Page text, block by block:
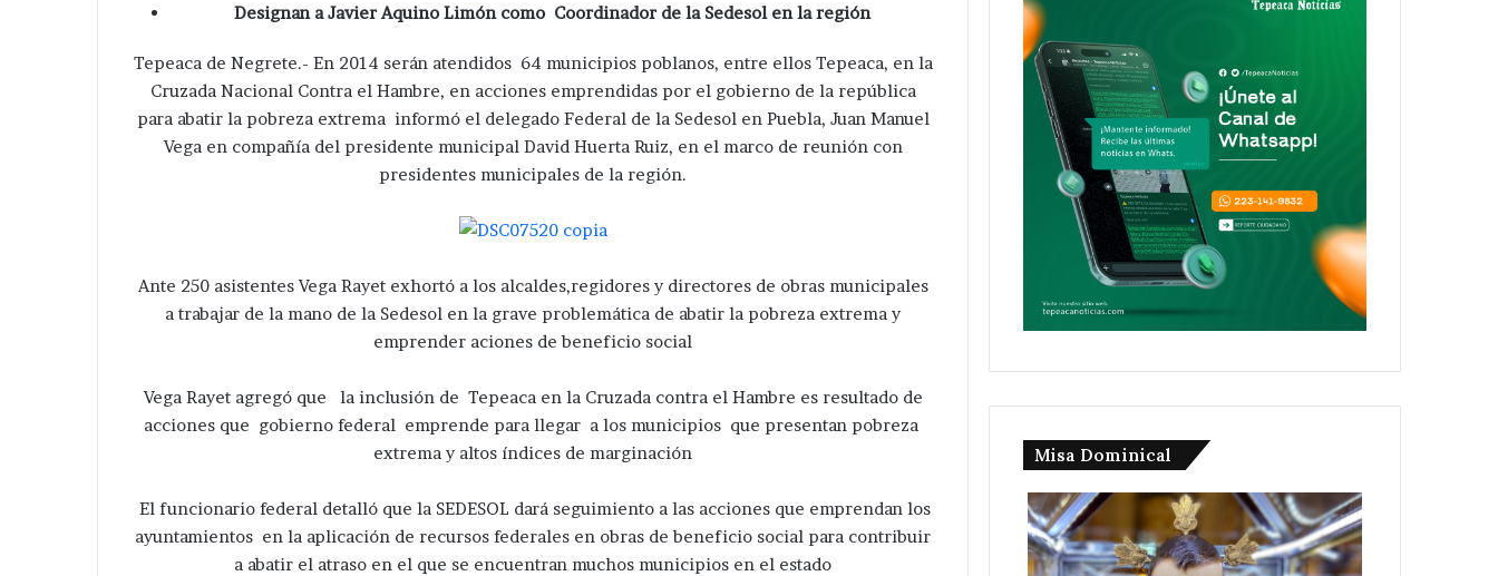
Designan a Javier Aquino Limón como Coordinador de la Sedesol en la región
Tepeaca de Negrete.- En 2014 serán atendidos 64 municipios poblanos, entre ellos Tepeaca, en la
Cruzada Nacional Contra el Hambre, en acciones emprendidas por el gobierno de la república
para abatir la pobreza extrema informó el delegado Federal de la Sedesol en Puebla, Juan Manuel
Vega en compañía del presidente municipal David Huerta Ruiz, en el marco de reunión con
presidentes municipales de la región.
Ante 250 asistentes Vega Rayet exhortó a los alcaldes,regidores y directores de obras municipales
a trabajar de la mano de la Sedesol en la grave problemática de abatir la pobreza extrema y
emprender aciones de beneficio social
Vega Rayet agregó que la inclusión de Tepeaca en la Cruzada contra el Hambre es resultado de
acciones que gobierno federal emprende para llegar a los municipios que presentan pobreza
extrema y altos índices de marginación
El funcionario federal detalló que la SEDESOL dará seguimiento a las acciones que emprendan los
ayuntamientos en la aplicación de recursos federales en obras de beneficio social para contribuir
a abatir el atraso en el que se encuentran muchos municipios en el estado
Misa Dominical